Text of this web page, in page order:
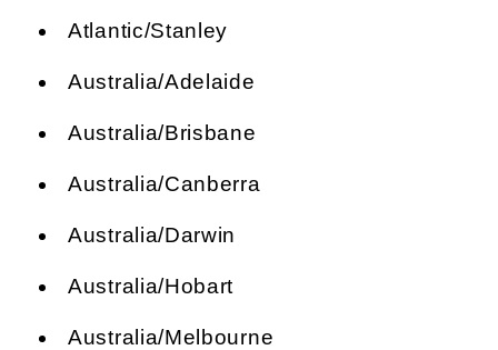
Atlantic/Stanley
Australia/Adelaide
Australia/Brisbane
Australia/Canberra
Australia/Darwin
Australia/Hobart
Australia/Melbourne